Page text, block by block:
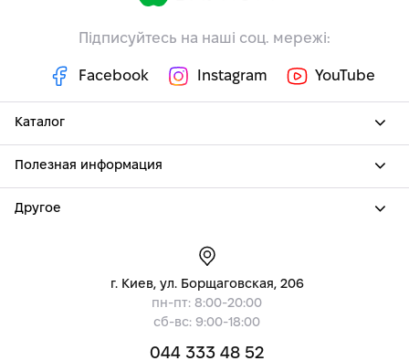
Підписуйтесь на наші соц. мережі:
Facebook Instagram YouTube
Каталог
Полезная информация
Другое
г. Киев, ул. Борщаговская, 206
пн-пт: 8:00-20:00
сб-вс: 9:00-18:00
044 333 48 52